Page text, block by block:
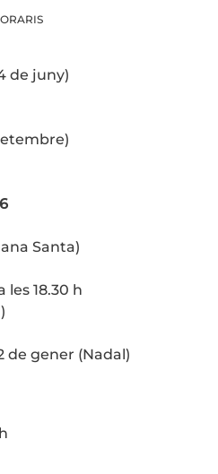
de juny)
Santa)
les 18.30 h
de gener (Nadal)